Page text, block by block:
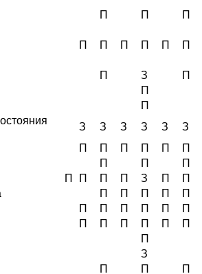
П П П
П П П П П П
П З П
П
П
З З З З З З
П П П П П П
П П П
П П П П З П П
П П П П П
П П П П П П
П П П П П П
П
З
П П П